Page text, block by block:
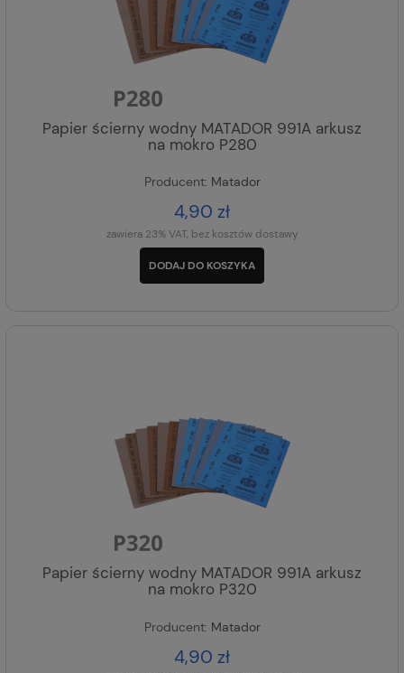
Papier ścierny wodny MATADOR 991A arkusz
na mokro P280
Producent: Matador
4,90 zł
zawiera 23% VAT, bez kosztów dostawy
DODAJ DO KOSZYKA
Papier ścierny wodny MATADOR 991A arkusz
na mokro P320
Producent: Matador
4,90 zł